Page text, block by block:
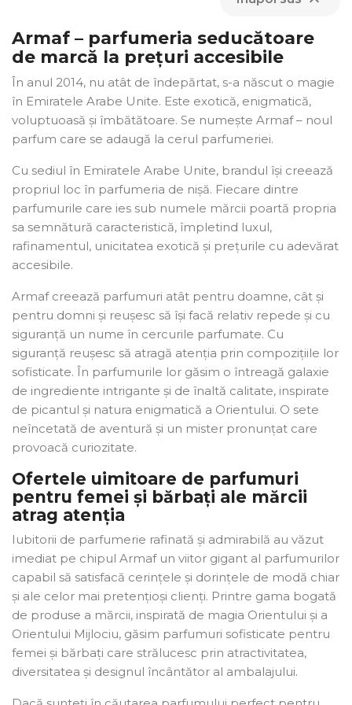
Armaf – parfumeria seducătoare
de marcă la prețuri accesibile
În anul 2014, nu atât de îndepărtat, s-a născut o magie
în Emiratele Arabe Unite. Este exotică, enigmatică,
voluptuoasă și îmbătătoare. Se numește Armaf – noul
parfum care se adaugă la cerul parfumeriei.
Cu sediul în Emiratele Arabe Unite, brandul își creează
propriul loc în parfumeria de nișă. Fiecare dintre
parfumurile care ies sub numele mărcii poartă propria
sa semnătură caracteristică, împletind luxul,
rafinamentul, unicitatea exotică și prețurile cu adevărat
accesibile.
Armaf creează parfumuri atât pentru doamne, cât și
pentru domni și reușesc să își facă relativ repede și cu
siguranță un nume în cercurile parfumate. Cu
siguranță reușesc să atragă atenția prin compozițiile lor
sofisticate. În parfumurile lor găsim o întreagă galaxie
de ingrediente intrigante și de înaltă calitate, inspirate
de picantul și natura enigmatică a Orientului. O sete
neîncetată de aventură și un mister pronunțat care
provoacă curiozitate.
Ofertele uimitoare de parfumuri
pentru femei și bărbați ale mărcii
atrag atenția
Iubitorii de parfumerie rafinată și admirabilă au văzut
imediat pe chipul Armaf un viitor gigant al parfumurilor
capabil să satisfacă cerințele și dorințele de modă chiar
și ale celor mai pretențioși clienți. Printre gama bogată
de produse a mărcii, inspirată de magia Orientului și a
Orientului Mijlociu, găsim parfumuri sofisticate pentru
femei și bărbați care strălucesc prin atractivitatea,
diversitatea și designul încântător al ambalajului.